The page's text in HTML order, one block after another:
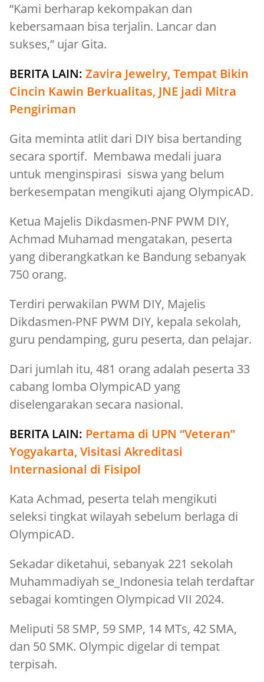
“Kami berharap kekompakan dan
kebersamaan bisa terjalin. Lancar dan
sukses,” ujar Gita.
BERITA LAIN: Zavira Jewelry, Tempat Bikin
Cincin Kawin Berkualitas, JNE jadi Mitra
Pengiriman
Gita meminta atlit dari DIY bisa bertanding
secara sportif. Membawa medali juara
untuk menginspirasi siswa yang belum
berkesempatan mengikuti ajang OlympicAD.
Ketua Majelis Dikdasmen-PNF PWM DIY,
Achmad Muhamad mengatakan, peserta
yang diberangkatkan ke Bandung sebanyak
750 orang.
Terdiri perwakilan PWM DIY, Majelis
Dikdasmen-PNF PWM DIY, kepala sekolah,
guru pendamping, guru peserta, dan pelajar.
Dari jumlah itu, 481 orang adalah peserta 33
cabang lomba OlympicAD yang
diselengarakan secara nasional.
BERITA LAIN: Pertama di UPN “Veteran”
Yogyakarta, Visitasi Akreditasi
Internasional di Fisipol
Kata Achmad, peserta telah mengikuti
seleksi tingkat wilayah sebelum berlaga di
OlympicAD.
Sekadar diketahui, sebanyak 221 sekolah
Muhammadiyah se_Indonesia telah terdaftar
sebagai komtingen Olympicad VII 2024.
Meliputi 58 SMP, 59 SMP, 14 MTs, 42 SMA,
dan 50 SMK. Olympic digelar di tempat
terpisah.